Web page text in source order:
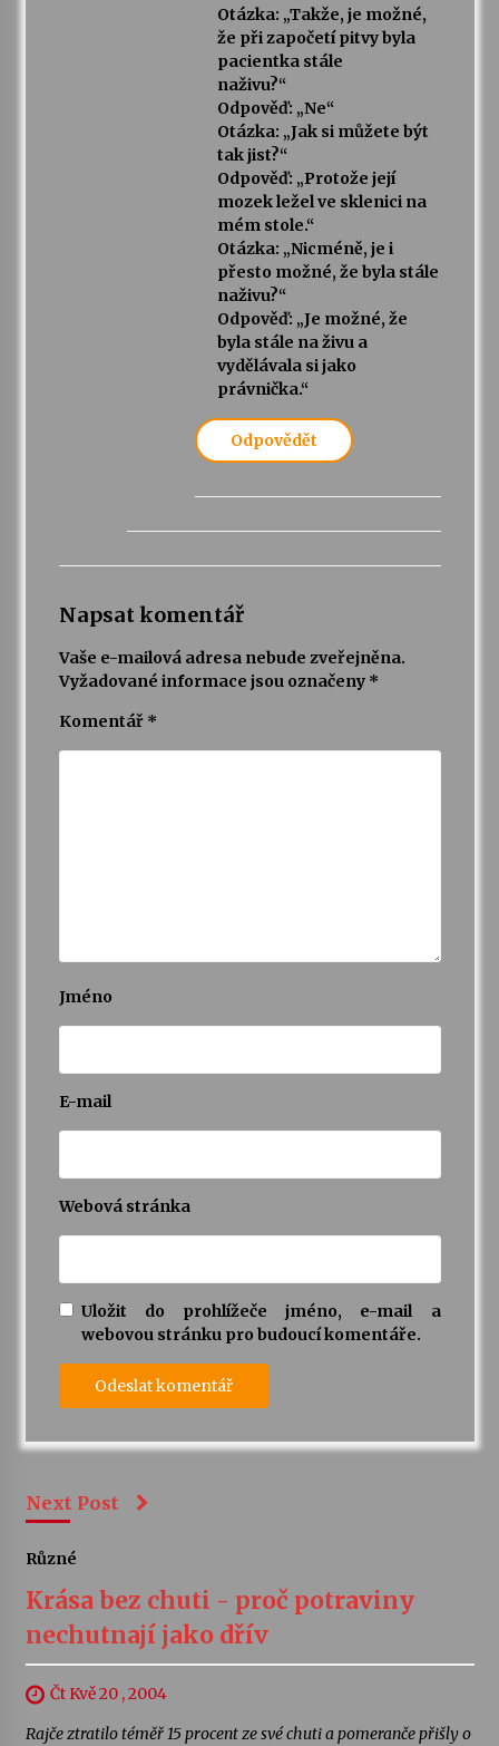
Otázka: „Takže, je možné,
že při započetí pitvy byla
pacientka stále
naživu?“
Odpověď: „Ne“
Otázka: „Jak si můžete být
tak jist?“
Odpověď: „Protože její
mozek ležel ve sklenici na
mém stole.“
Otázka: „Nicméně, je i
přesto možné, že byla stále
naživu?“
Odpověď: „Je možné, že
byla stále na živu a
vydělávala si jako
právnička.“
Odpovědět
Napsat komentář
Vaše e-mailová adresa nebude zveřejněna.
Vyžadované informace jsou označeny *
Komentář *
Jméno
E-mail
Webová stránka
Uložit do prohlížeče jméno, e-mail a
webovou stránku pro budoucí komentáře.
Next Post
Různé
Krása bez chuti - proč potraviny
nechutnají jako dřív
Čt Kvě 20 , 2004
Rajče ztratilo téměř 15 procent ze své chuti a pomeranče přišly o